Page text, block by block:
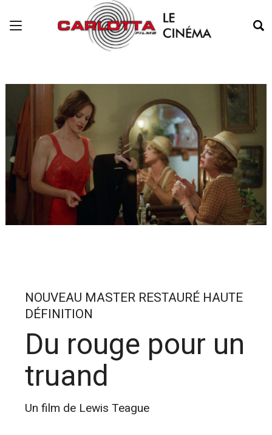
NOUVEAU MASTER RESTAURÉ HAUTE
DÉFINITION
Du rouge pour un
truand
Un film de Lewis Teague